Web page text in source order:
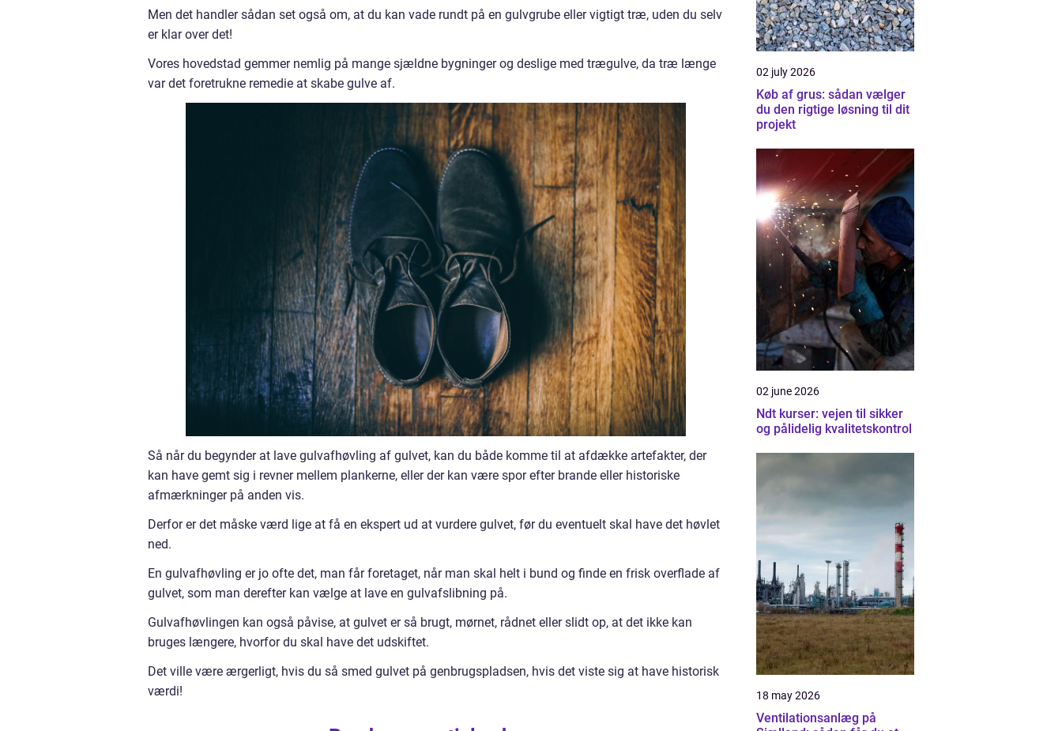
Men det handler sådan set også om, at du kan vade rundt på en gulvgrube eller vigtigt træ, uden du selv
er klar over det!
Vores hovedstad gemmer nemlig på mange sjældne bygninger og deslige med trægulve, da træ længe
var det foretrukne remedie at skabe gulve af.
Så når du begynder at lave gulvafhøvling af gulvet, kan du både komme til at afdække artefakter, der
kan have gemt sig i revner mellem plankerne, eller der kan være spor efter brande eller historiske
afmærkninger på anden vis.
Derfor er det måske værd lige at få en ekspert ud at vurdere gulvet, før du eventuelt skal have det høvlet
ned.
En gulvafhøvling er jo ofte det, man får foretaget, når man skal helt i bund og finde en frisk overflade af
gulvet, som man derefter kan vælge at lave en gulvafslibning på.
Gulvafhøvlingen kan også påvise, at gulvet er så brugt, mørnet, rådnet eller slidt op, at det ikke kan
bruges længere, hvorfor du skal have det udskiftet.
Det ville være ærgerligt, hvis du så smed gulvet på genbrugspladsen, hvis det viste sig at have historisk
værdi!
02 july 2026
Køb af grus: sådan vælger
du den rigtige løsning til dit
projekt
02 june 2026
Ndt kurser: vejen til sikker
og pålidelig kvalitetskontrol
18 may 2026
Ventilationsanlæg på